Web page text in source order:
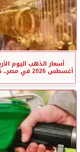
أغسطس 2026 في مصر.. كم يبلغ...